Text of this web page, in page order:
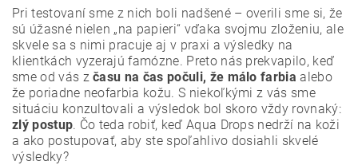
Pri testovaní sme z nich boli nadšené – overili sme si, že
sú úžasné nielen „na papieri“ vďaka svojmu zloženiu, ale
skvele sa s nimi pracuje aj v praxi a výsledky na
klientkách vyzerajú famózne. Preto nás prekvapilo, keď
sme od vás zčasu na čas počuli, že málo farbia alebo
že poriadne neofarbia kožu. S niekoľkými z vás sme
situáciu konzultovali a výsledok bol skoro vždy rovnaký:
zlý postup. Čo teda robiť, keď Aqua Drops nedrží na koži
a ako postupovať, aby ste spoľahlivo dosiahli skvelé
výsledky?